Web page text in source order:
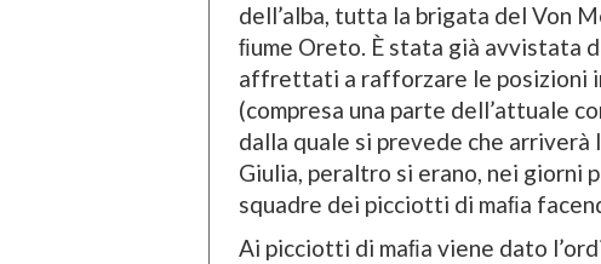
dell’alba, tutta la brigata del Von
ﬁume Oreto. È stata già avvistata
affrettati a rafforzare le posizioni
(compresa una parte dell’attuale
dalla quale si prevede che arriverà
Giulia, peraltro si erano, nei giorni
squadre dei picciotti di maﬁa
Ai picciotti di maﬁa viene dato